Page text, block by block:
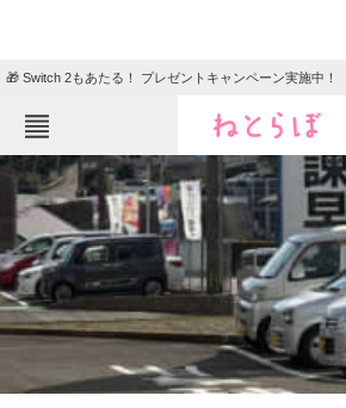
🎁 Switch 2もあたる！ プレゼントキャンペーン実施中！
ねとらぼメニュー
TOP ニュース
エンタメ クイズ
グルメ 地域
住まい 教育・育児
リサーチ